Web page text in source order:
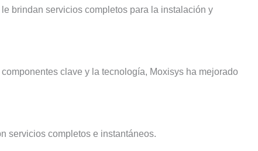
brindan servicios completos para la instalación y
clave y la tecnología, Moxisys ha mejorado
servicios completos e instantáneos.